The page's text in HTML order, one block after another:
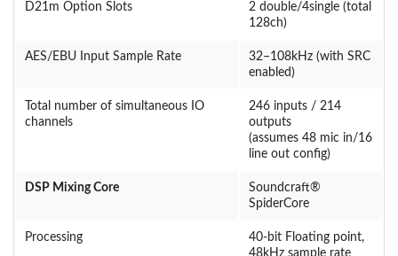
D21m Option Slots
2 double/4single (total
128ch)
AES/EBU Input Sample Rate
32–108kHz (with SRC
enabled)
Total number of simultaneous IO
channels
246 inputs / 214
outputs
(assumes 48 mic in/16
line out config)
DSP Mixing Core
Soundcraft®
SpiderCore
Processing
40-bit Floating point,